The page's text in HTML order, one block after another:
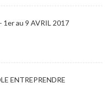
1er au 9 AVRIL 2017
ENTREPRENDRE